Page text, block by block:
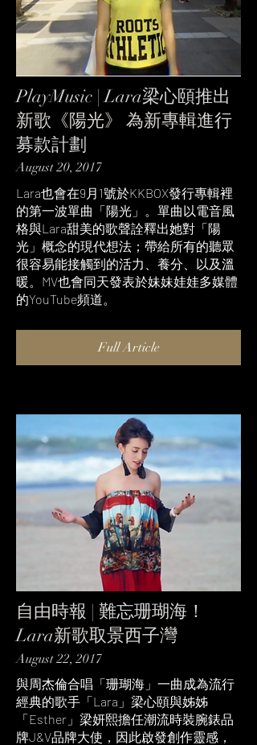
PlayMusic | Lara梁心頤推出
新歌《陽光》 為新專輯進行
募款計劃
August 20, 2017
Lara也會在9月1號於KKBOX發行專輯裡
的第一波單曲「陽光」。單曲以電音風
格與Lara甜美的歌聲詮釋出她對「陽
光」概念的現代想法；帶給所有的聽眾
很容易能接觸到的活力、養分、以及溫
暖。MV也會同天發表於妹妹娃娃多媒體
的YouTube頻道。
Full Article
自由時報 | 難忘珊瑚海！
Lara新歌取景西子灣
August 22, 2017
與周杰倫合唱「珊瑚海」一曲成為流行
經典的歌手「Lara」梁心頤與姊姊
「Esther」梁妍熙擔任潮流時裝腕錶品
牌J&V品牌大使，因此啟發創作靈感，